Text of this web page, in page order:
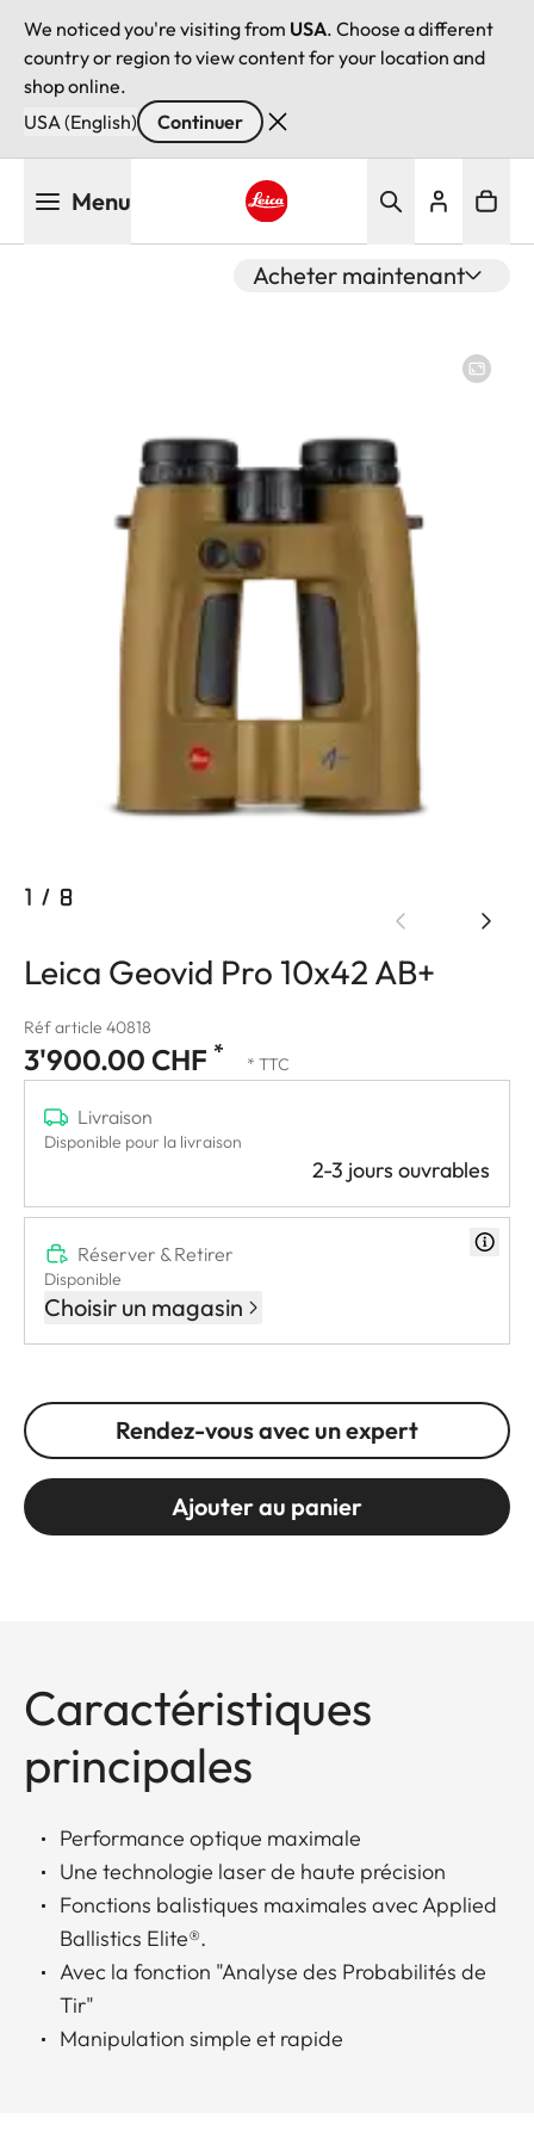
We noticed you're visiting from USA. Choose a different
country or region to view content for your location and
shop online.
USA (English)
Continuer
Menu
Acheter maintenant
1 / 8
Leica Geovid Pro 10x42 AB+
Réf article 40818
3'900.00 CHF * * TTC
Livraison
Disponible pour la livraison
2-3 jours ouvrables
Réserver & Retirer
Disponible
Choisir un magasin
Rendez-vous avec un expert
Ajouter au panier
Caractéristiques
principales
Performance optique maximale
Une technologie laser de haute précision
Fonctions balistiques maximales avec Applied
Ballistics Elite®.
Avec la fonction "Analyse des Probabilités de
Tir"
Manipulation simple et rapide